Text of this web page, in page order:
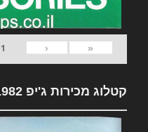
«
‹
1
קטלוג מכירות ג'יפ 1982